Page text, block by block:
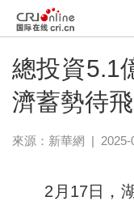
總投資5.1
濟蓄勢待飛
來源： 新華網 | 2025-
2月17日，湖